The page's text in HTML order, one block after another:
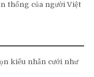
thống của người Việt
kiểu nhẫn cưới như